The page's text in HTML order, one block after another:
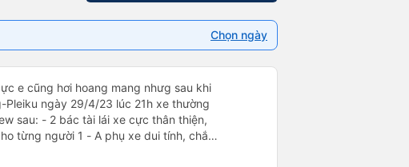
Chọn ngày
e cũng hơi hoang mang nhưg sau khi
Pleiku ngày 29/4/23 lúc 21h xe thường
sau: - 2 bác tài lái xe cực thân thiện,
- A phụ xe dui tính, chắc
câu nào là cười câu đó - Xe xuất bến